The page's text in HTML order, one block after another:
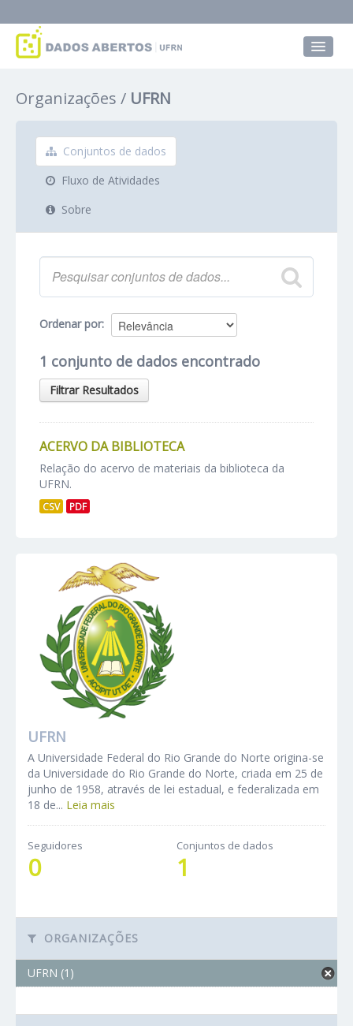
Grupos
Sobre
Organizações UFRN
Conjuntos de dados
Fluxo de Atividades
Sobre
Ordenar por
1 conjunto de dados encontrado
Filtrar Resultados
ACERVO DA BIBLIOTECA
Relação do acervo de materiais da biblioteca da
UFRN.
CSV PDF
UFRN
A Universidade Federal do Rio Grande do Norte origina-se
da Universidade do Rio Grande do Norte, criada em 25 de
junho de 1958, através de lei estadual, e federalizada em
18 de... Leia mais
Seguidores
0
Conjuntos de dados
1
ORGANIZAÇÕES
UFRN (1)